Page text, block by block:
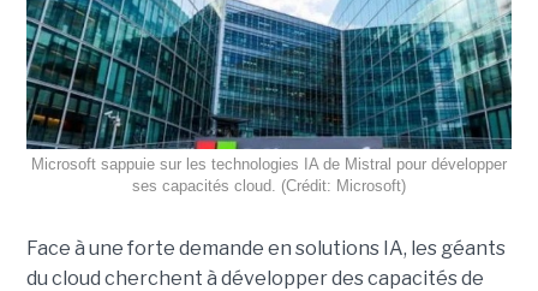
Microsoft sappuie sur les technologies IA de Mistral pour développer
ses capacités cloud. (Crédit: Microsoft)
Face à une forte demande en solutions IA, les géants
du cloud cherchent à développer des capacités de